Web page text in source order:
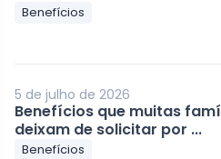
Benefícios
5 de julho de 2026
Benefícios que muitas
deixam de solicitar por ...
Benefícios